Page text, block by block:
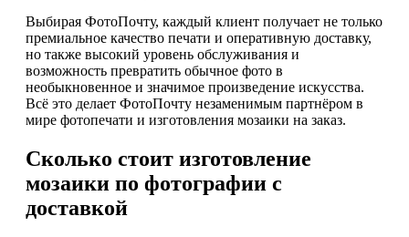
Выбирая ФотоПочту, каждый клиент получает не только
премиальное качество печати и оперативную доставку,
но также высокий уровень обслуживания и
возможность превратить обычное фото в
необыкновенное и значимое произведение искусства.
Всё это делает ФотоПочту незаменимым партнёром в
мире фотопечати и изготовления мозаики на заказ.
Сколько стоит изготовление
мозаики по фотографии с
доставкой